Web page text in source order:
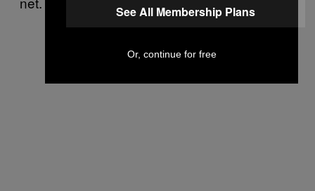
See All Membership Plans
Or, continue for free